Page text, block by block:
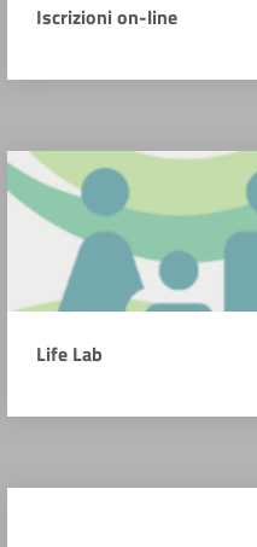
Iscrizioni on-line
Life Lab